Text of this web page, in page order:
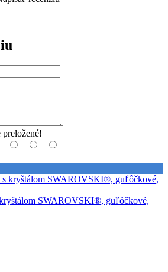
SWAROVSKI®, guľôčkové,